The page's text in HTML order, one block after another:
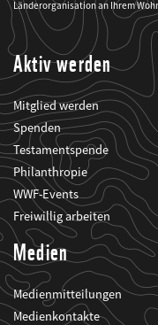
seine
Projekte
informiert.
Länderorganisation an Ihrem
Aktiv werden
Mitglied werden
Spenden
Testamentspende
Philanthropie
WWF-Events
Freiwillig arbeiten
Medien
Medienmitteilungen
Medienkontakte